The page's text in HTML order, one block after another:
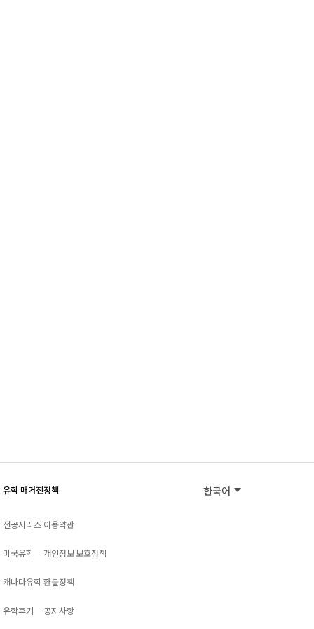
유학 매거진
전공시리즈
미국유학
캐나다유학
유학후기
정책
이용약관
개인정보 보호정책
환불정책
공지사항
한국어